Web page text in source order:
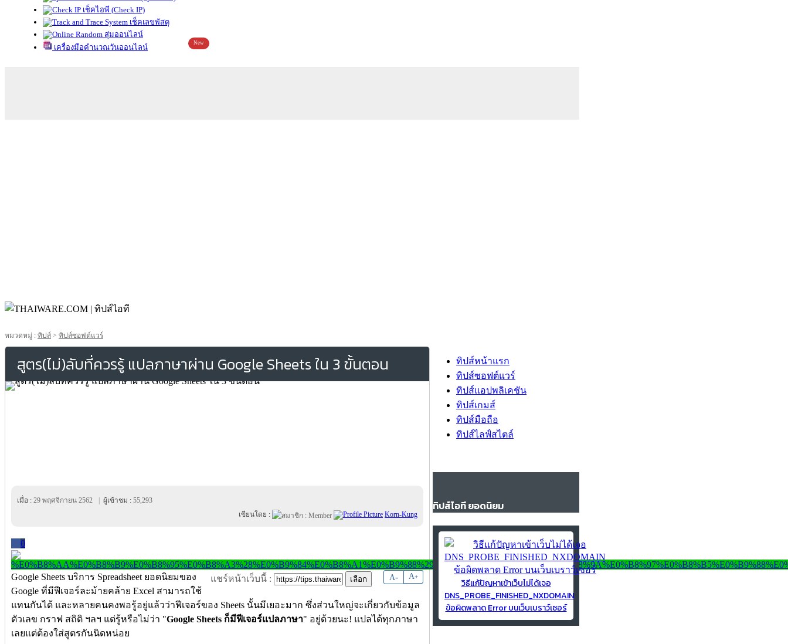
เช็คไอพี (Check IP)
เช็คเลขพัสดุ
สุ่มออนไลน์
เครื่องมือคำนวณวันออนไลน์
New
หมวดหมู่ : ทิปส์ > ทิปส์ซอฟต์แวร์
สูตร(ไม่)ลับที่ควรรู้ แปลภาษาผ่าน Google Sheets ใน 3 ขั้นตอน
เมื่อ : 29 พฤศจิกายน 2562 ผู้เข้าชม : 55,293
เขียนโดย :
Korn-Kung
0
A- A+
แชร์หน้าเว็บนี้ :
Google Sheets บริการ Spreadsheet ยอดนิยมของ
Google ที่มีฟีเจอร์ละม้ายคล้าย Excel สามารถใช้
แทนกันได้ และหลายคนคงพอรู้อยู่แล้วว่าฟีเจอร์ของ Sheets นั้นมีเยอะมาก ซึ่งส่วนใหญ่จะเกี่ยวกับข้อมูล
ตัวเลข กราฟ สถิติ ฯลฯ แต่รู้หรือไม่ว่า "Google Sheets ก็มีฟีเจอร์แปลภาษา" อยู่ด้วยนะ! แปลได้ทุกภาษา
เลยแต่ต้องใส่สูตรกันนิดหน่อย
ทิปส์หน้าแรก
ทิปส์ซอฟต์แวร์
ทิปส์แอปพลิเคชัน
ทิปส์เกมส์
ทิปส์มือถือ
ทิปส์ไลฟ์สไตล์
ทิปส์ไอที ยอดนิยม
วิธีแก้ปัญหาเข้าเว็บไม่ได้เจอ
DNS_PROBE_FINISHED_NXDOMAIN
ข้อผิดพลาด Error บนเว็บเบราว์เซอร์